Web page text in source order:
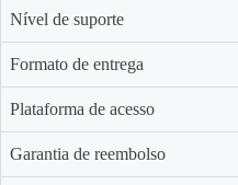
Nível de suporte
Formato de entrega
Plataforma de acesso
Garantia de reembolso